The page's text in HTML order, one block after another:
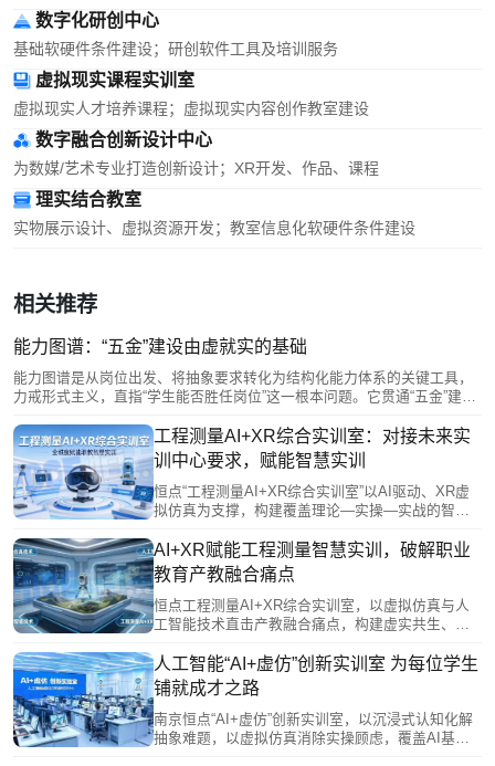
数字化研创中心
基础软硬件条件建设；研创软件工具及培训服务
虚拟现实课程实训室
虚拟现实人才培养课程；虚拟现实内容创作教室建设
数字融合创新设计中心
为数媒/艺术专业打造创新设计；XR开发、作品、课程
理实结合教室
实物展示设计、虚拟资源开发；教室信息化软硬件条件建设
相关推荐
能力图谱：“五金”建设由虚就实的基础
能力图谱是从岗位出发、将抽象要求转化为结构化能力体系的关键工具，
力戒形式主义，直指“学生能否胜任岗位”这一根本问题。它贯通“五金”建设
方向，并指导实训基地按生产标准考核。能力图谱是连接产业需求与教学
实践的桥梁，让产教融合高质量从宏大目标走向可落地的日常教学，为学
子开辟从零到全的能力成长路径。
工程测量AI+XR综合实训室：对接未来实
训中心要求，赋能智慧实训
恒点“工程测量AI+XR综合实训室”以AI驱动、XR虚
拟仿真为支撑，构建覆盖理论—实操—实战的智慧
式互动教学及虚实融合实训系统，破解设备不足、
内容滞后、场景受限等痛点，实现精准化教学与个
性化培养，推动人才培养从传统技能型向智能复合
型升级，为测绘行业数字化转型提供高素质技术技
能人才支撑。
AI+XR赋能工程测量智慧实训，破解职业
教育产教融合痛点
恒点工程测量AI+XR综合实训室，以虚拟仿真与人
工智能技术直击产教融合痛点，构建虚实共生、数
信息壁垒，通过先虚后实、全流程协同训练，破解
设备不足、场景受限、教学脱节等难题，高度契合
未来实训中心定位。该方案推动人才培养与产业需
求精准对接，为测绘行业输送懂智能设备、通全流
程项目的复合型技术技能人才。
人工智能“AI+虚仿”创新实训室 为每位学生
铺就成才之路
南京恒点“AI+虚仿”创新实训室，以沉浸式认知化解
抽象难题，以虚拟仿真消除实操顾虑，覆盖AI基